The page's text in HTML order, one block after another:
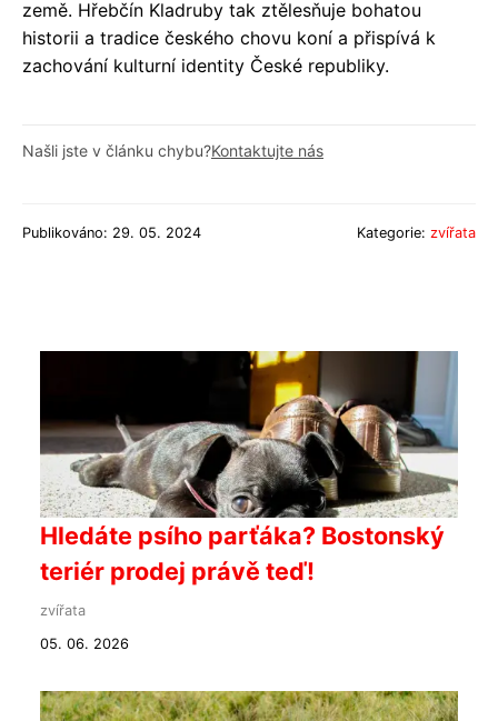
země. Hřebčín Kladruby tak ztělesňuje bohatou
historii a tradice českého chovu koní a přispívá k
zachování kulturní identity České republiky.
Našli jste v článku chybu?Kontaktujte nás
Publikováno: 29. 05. 2024 Kategorie: zvířata
Hledáte psího parťáka? Bostonský
teriér prodej právě teď!
zvířata
05. 06. 2026